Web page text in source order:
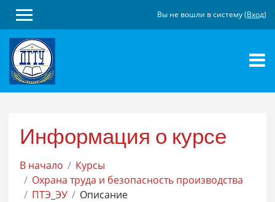
Перейти
основному
содержанию
Вы не вошли в систему (Вход)
Информация о курсе
В начало
Курсы
Охрана труда и безопасность производства
ПТЭ_ЭУ
Описание